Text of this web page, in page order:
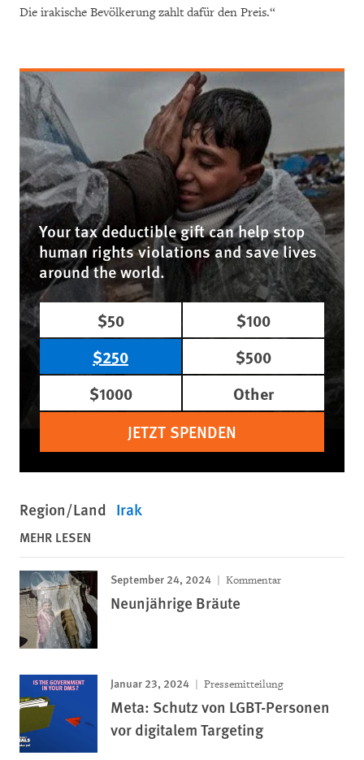
Die irakische Bevölkerung zahlt dafür den Preis.“
Your tax deductible gift can help stop
human rights violations and save lives
around the world.
$50
$100
$250
$500
$1000
Other
JETZT SPENDEN
Region/Land Irak
MEHR LESEN
September 24, 2024 Kommentar
Neunjährige Bräute
Januar 23, 2024 Pressemitteilung
Meta: Schutz von LGBT-Personen
vor digitalem Targeting